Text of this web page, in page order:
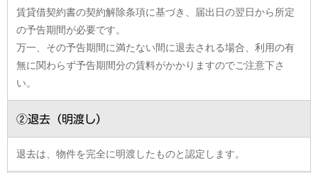
賃貸借契約書の契約解除条項に基づき、届出日の翌日から所定
の予告期間が必要です。
万一、その予告期間に満たない間に退去される場合、利用の有
無に関わらず予告期間分の賃料がかかりますのでご注意下さ
い。
②退去（明渡し）
退去は、物件を完全に明渡したものと認定します。